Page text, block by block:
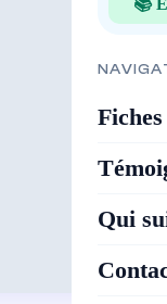
📚
Qui